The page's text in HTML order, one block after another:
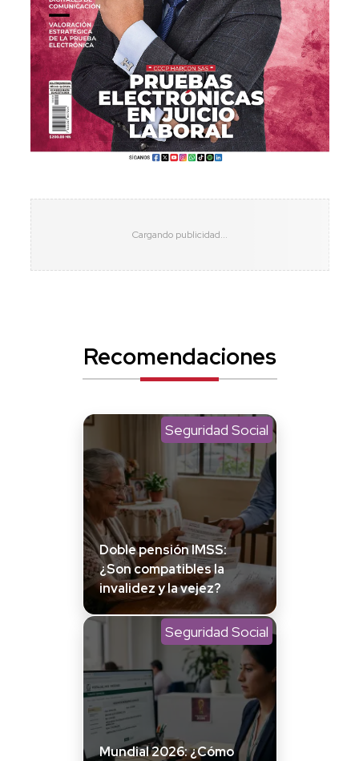
Recomendaciones
Seguridad Social
Doble pensión IMSS:
¿Son compatibles la
invalidez y la vejez?
Seguridad Social
Mundial 2026: ¿Cómo